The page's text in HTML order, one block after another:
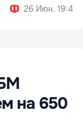
26 Июн. 19:45
на 650